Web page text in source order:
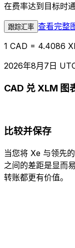
在费率达到目标时通
跟踪汇率 查看完整
1 CAD = 4.4086
2026年8月7日
CAD 兑 XLM 图
比较并保存
当您将 Xe 与领先
之间的差距是显而
转账都更有价值。